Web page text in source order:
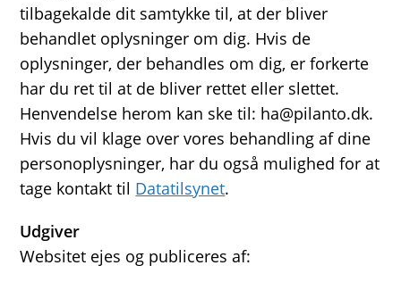
tilbagekalde dit samtykke til, at der bliver
behandlet oplysninger om dig. Hvis de
oplysninger, der behandles om dig, er forkerte
har du ret til at de bliver rettet eller slettet.
Henvendelse herom kan ske til: ha@pilanto.dk.
Hvis du vil klage over vores behandling af dine
personoplysninger, har du også mulighed for at
tage kontakt til Datatilsynet.
Udgiver
Websitet ejes og publiceres af: